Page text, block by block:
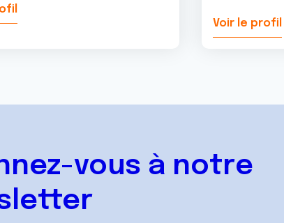
Voir le profil
vous à notre